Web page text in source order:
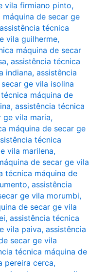
vila firmiano pinto,
de secar ge
assistência técnica
vila guilherme,
máquina de secar
, assistência técnica
indiana, assistência
ge vila isolina
máquina de
, assistência técnica
ge vila maria,
máquina de secar ge
técnica
vila marilena,
de secar ge vila
técnica máquina de
, assistência
ge vila morumbi,
de secar ge vila
, assistência técnica
vila paiva, assistência
secar ge vila
técnica máquina de
pereira cerca,